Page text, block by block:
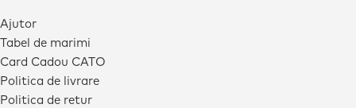
Ajutor
Tabel de marimi
Card Cadou CATO
Politica de livrare
Politica de retur